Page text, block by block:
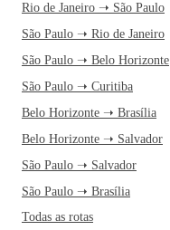
Rio de Janeiro ➝ São Paulo
São Paulo ➝ Rio de Janeiro
São Paulo ➝ Belo Horizonte
São Paulo ➝ Curitiba
Belo Horizonte ➝ Brasília
Belo Horizonte ➝ Salvador
São Paulo ➝ Salvador
São Paulo ➝ Brasília
Todas as rotas